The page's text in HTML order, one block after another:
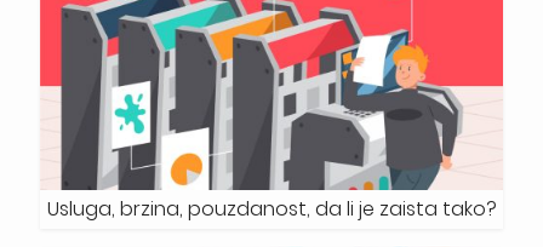
Usluga, brzina, pouzdanost, da li je zaista tako?